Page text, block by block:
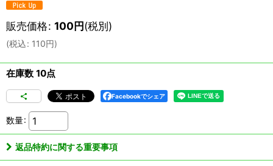
販売価格: 100円(税別)
(税込: 110円)
在庫数 10点
Facebookでシェア
数量:
返品特約に関する重要事項